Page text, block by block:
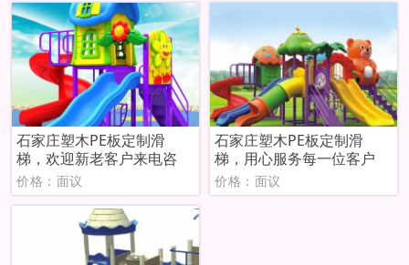
石家庄塑木PE板定制滑
梯，欢迎新老客户来电咨
价格：面议
石家庄塑木PE板定制滑
梯，用心服务每一位客户
价格：面议